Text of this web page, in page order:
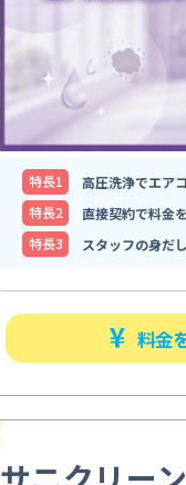
特⻑1
高圧洗浄でエア
特⻑2
直接契約で料金
特⻑3
スタッフの身だ
料金